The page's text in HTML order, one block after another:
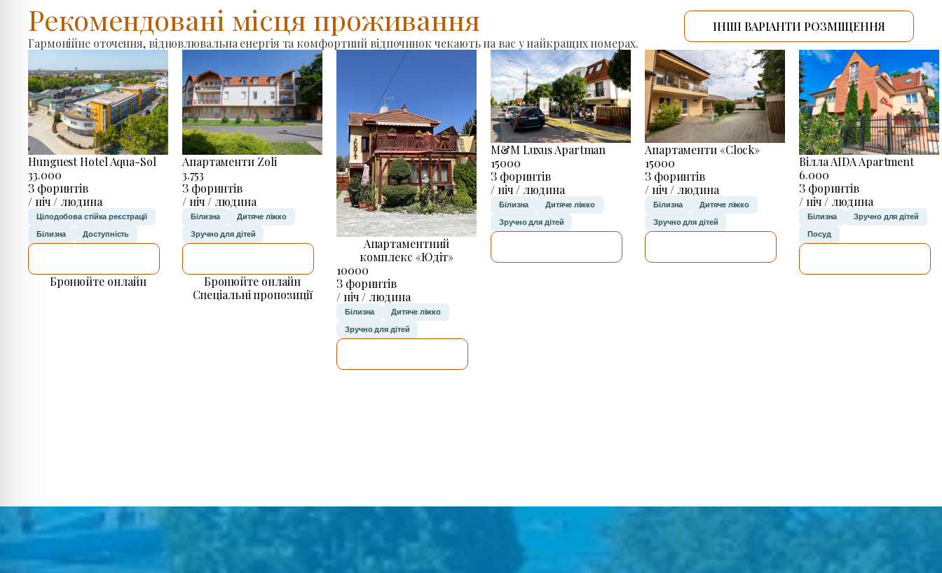
Рекомендовані місця проживання
Гармонійне оточення, відновлювальна енергія та комфортний відпочинок чекають на вас у найкращих номерах.
ІНШІ ВАРІАНТИ РОЗМІЩЕННЯ
Hunguest Hotel Aqua-Sol
33.000
З форинтів
/ ніч / людина
Цілодобова стійка реєстрації
Білизна Доступність
Бронюйте онлайн
Апартаменти Zoli
3.753
З форинтів
/ ніч / людина
Білизна Дитяче ліжко
Зручно для дітей
Бронюйте онлайн
Спеціальні пропозиції
Апартаментний
комплекс «Юдіт»
10000
З форинтів
/ ніч / людина
Білизна Дитяче ліжко
Зручно для дітей
M&M Luxus Apartman
15000
З форинтів
/ ніч / людина
Білизна Дитяче ліжко
Зручно для дітей
Апартаменти «Clock»
15000
З форинтів
/ ніч / людина
Білизна Дитяче ліжко
Зручно для дітей
Вілла AIDA Apartment
6.000
З форинтів
/ ніч / людина
Білизна Зручно для дітей
Посуд